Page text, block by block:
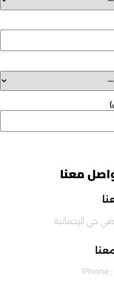
معنا
حي الرحمانية
Phone